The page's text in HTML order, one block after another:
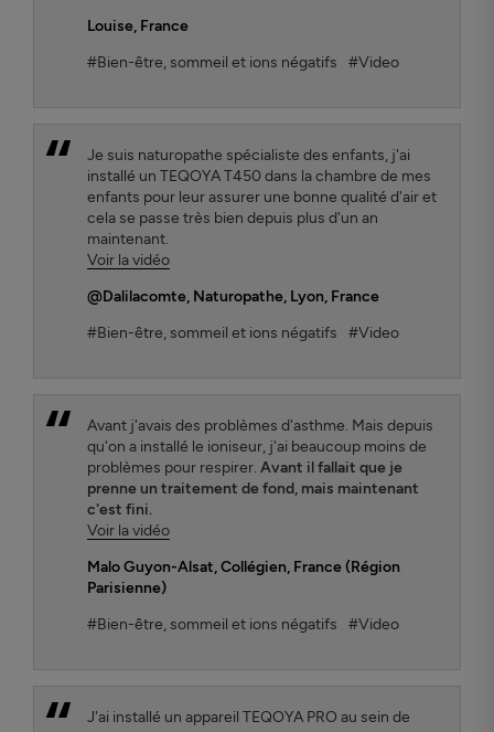
Louise, France
#Bien-être, sommeil et ions négatifs
#Video
Je suis naturopathe spécialiste des enfants, j'ai
installé un TEQOYA T450 dans la chambre de mes
enfants pour leur assurer une bonne qualité d'air et
cela se passe très bien depuis plus d'un an
maintenant.
Voir la vidéo
@Dalilacomte, Naturopathe, Lyon, France
#Bien-être, sommeil et ions négatifs
#Video
Avant j'avais des problèmes d'asthme. Mais depuis
qu'on a installé le ioniseur, j'ai beaucoup moins de
problèmes pour respirer. Avant il fallait que je
prenne un traitement de fond, mais maintenant
c'est fini.
Voir la vidéo
Malo Guyon-Alsat, Collégien, France (Région
Parisienne)
#Bien-être, sommeil et ions négatifs
#Video
J'ai installé un appareil TEQOYA PRO au sein de